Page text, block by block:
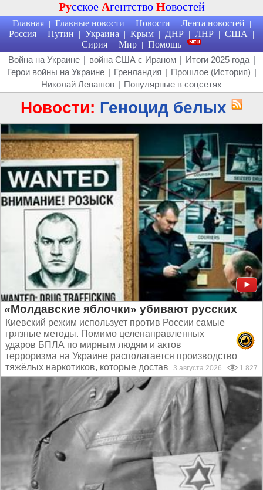
Русское Агентство Новостей
Главная | Главные новости | Новости | Лента новостей |
Россия | Путин | Украина | Крым | ДНР | ЛНР | США |
Сирия | Мир | Помощь
Война на Украине | война США с Ираном | Итоги 2025 года |
Герои войны на Украине | Гренландия | Прошлое (История) |
Николай Левашов | Популярные в соцсетях
Новости: Геноцид белых
«Молдавские яблочки» убивают русских
Киевский режим использует против России самые
грязные методы. Помимо целенаправленных
ударов БПЛА по мирным людям и актов
терроризма на Украине располагается производство
тяжёлых наркотиков, которые доставляют в Россию...
3 августа 2026 1 827